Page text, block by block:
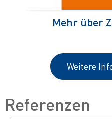
Mehr über
Weitere
Referenzen